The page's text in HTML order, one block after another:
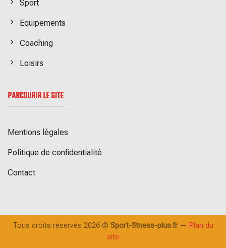
Sport
Equipements
Coaching
Loisirs
PARCOURIR LE SITE
Mentions légales
Politique de confidentialité
Contact
Tous droits réservés 2026 © Sport-fitness-plus.fr — Plan du
site